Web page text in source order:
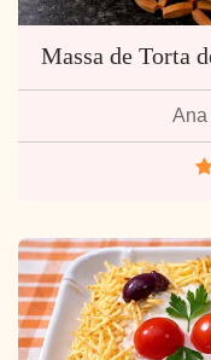
Massa de Torta
Ana